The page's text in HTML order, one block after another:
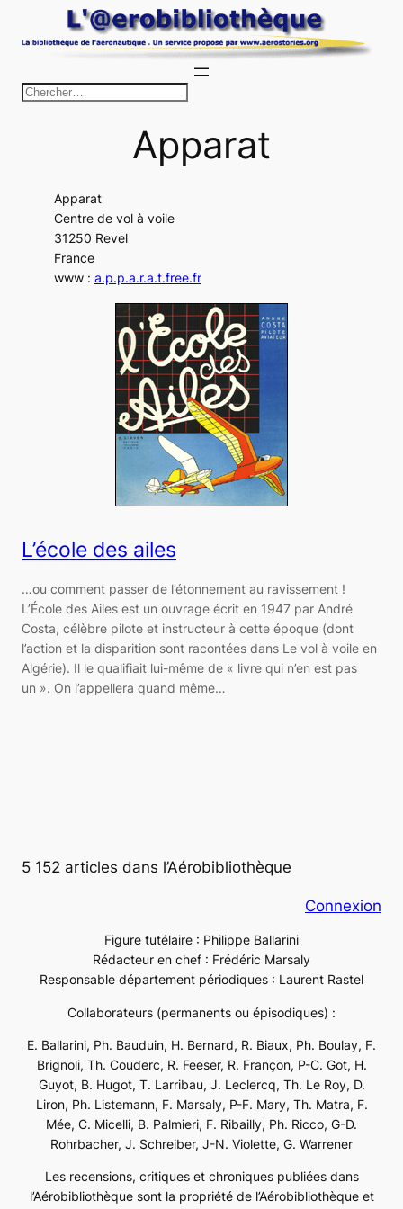
au
c
h
e
r
Apparat
Apparat
Centre de vol à voile
31250 Revel
France
www : a.p.p.a.r.a.t.free.fr
L’école des ailes
…ou comment passer de l’étonnement au ravissement !
L’École des Ailes est un ouvrage écrit en 1947 par André
Costa, célèbre pilote et instructeur à cette époque (dont
l’action et la disparition sont racontées dans Le vol à voile en
Algérie). Il le qualifiait lui-même de « livre qui n’en est pas
un ». On l’appellera quand même…
5 152 articles dans l’Aérobibliothèque
Connexion
Figure tutélaire : Philippe Ballarini
Rédacteur en chef : Frédéric Marsaly
Responsable département périodiques : Laurent Rastel
Collaborateurs (permanents ou épisodiques) :
E. Ballarini, Ph. Bauduin, H. Bernard, R. Biaux, Ph. Boulay, F.
Brignoli, Th. Couderc, R. Feeser, R. Françon, P-C. Got, H.
Guyot, B. Hugot, T. Larribau, J. Leclercq, Th. Le Roy, D.
Liron, Ph. Listemann, F. Marsaly, P-F. Mary, Th. Matra, F.
Mée, C. Micelli, B. Palmieri, F. Ribailly, Ph. Ricco, G-D.
Rohrbacher, J. Schreiber, J-N. Violette, G. Warrener
Les recensions, critiques et chroniques publiées dans
l’Aérobibliothèque sont la propriété de l’Aérobibliothèque et